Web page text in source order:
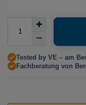
Tested by VE – am
Fachberatung von